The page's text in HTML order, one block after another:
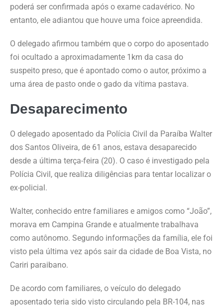
poderá ser confirmada após o exame cadavérico. No
entanto, ele adiantou que houve uma foice apreendida.
O delegado afirmou também que o corpo do aposentado
foi ocultado a aproximadamente 1km da casa do
suspeito preso, que é apontado como o autor, próximo a
uma área de pasto onde o gado da vítima pastava.
Desaparecimento
O delegado aposentado da Polícia Civil da Paraíba Walter
dos Santos Oliveira, de 61 anos, estava desaparecido
desde a última terça-feira (20). O caso é investigado pela
Polícia Civil, que realiza diligências para tentar localizar o
ex-policial.
Walter, conhecido entre familiares e amigos como “João”,
morava em Campina Grande e atualmente trabalhava
como autônomo. Segundo informações da família, ele foi
visto pela última vez após sair da cidade de Boa Vista, no
Cariri paraibano.
De acordo com familiares, o veículo do delegado
aposentado teria sido visto circulando pela BR-104, nas